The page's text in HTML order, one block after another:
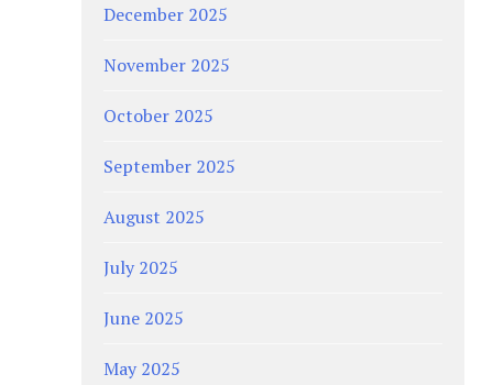
December 2025
November 2025
October 2025
September 2025
August 2025
July 2025
June 2025
May 2025